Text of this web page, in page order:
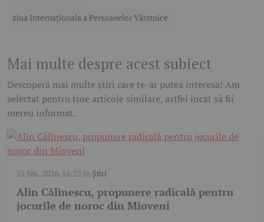
ziua Internaționala a Persoanelor Vârstnice
Mai multe despre acest subiect
Descoperă mai multe știri care te-ar putea interesa! Am
selectat pentru tine articole similare, astfel încât să fii
mereu informat.
25 feb. 2026, 16:22 în Știri
Alin Călinescu, propunere radicală pentru
jocurile de noroc din Mioveni